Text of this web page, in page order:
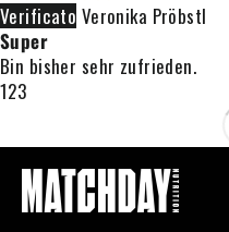
Veronika Pröbstl
Super
Bin bisher sehr zufrieden.
123